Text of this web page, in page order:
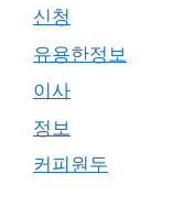
신청
유용한정보
이사
정보
커피원두